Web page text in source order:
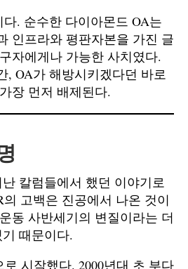
다. 순수한 다이아몬드 OA는
인프라와 평판자본을 가진 글
자에게나 가능한 사치였다.
, OA가 해방시키겠다던 바로
장 먼저 배제된다.
칼럼들에서 했던 이야기로
의 고백은 진공에서 나온 것이
동 사반세기의 변질이라는 더
때문이다.
시작했다. 2000년대 초 부다